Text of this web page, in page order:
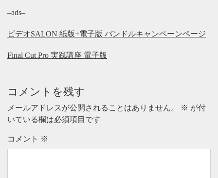
–ads–
ビデオSALON 紙版+電子版 バンドルキャンペーンページ
Final Cut Pro 実践講座 電子版
コメントを残す
メールアドレスが公開されることはありません。 ※ が付
いている欄は必須項目です
コメント ※